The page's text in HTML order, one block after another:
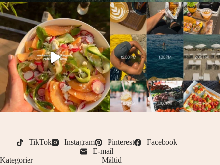
TikTok Instagram Pinterest
Facebook
E-mail
Kategorier
Måltid